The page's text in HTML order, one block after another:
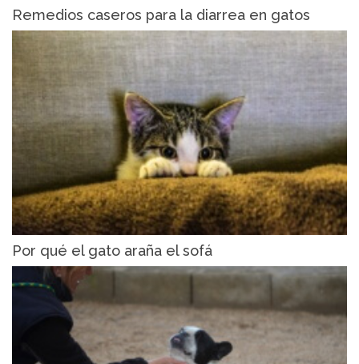
Remedios caseros para la diarrea en gatos
Por qué el gato araña el sofá